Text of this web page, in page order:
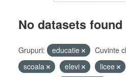
No datasets found
Grupuri: educatie Cuvinte
scoala
elevi licee